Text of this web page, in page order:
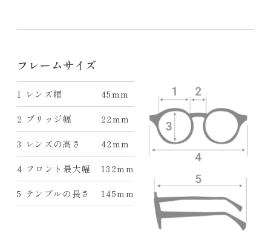
フレームサイズ
1 レンズ幅 45mm
2 ブリッジ幅 22mm
3 レンズの高さ 42mm
4 フロント最大幅 132mm
5 テンプルの長さ 145mm